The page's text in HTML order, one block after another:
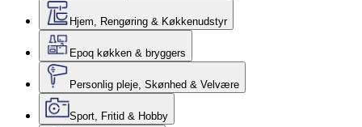
Hjem, Rengøring & Køkkenudstyr
Epoq køkken & bryggers
Personlig pleje, Skønhed & Velvære
Sport, Fritid & Hobby